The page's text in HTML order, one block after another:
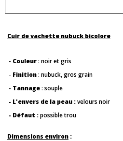
Cuir de vachette nubuck bicolore
- Couleur: noir et gris
- Finition: nubuck, gros grain
- Tannage: souple
- L'envers de la peau :velours noir
- Défaut :possible trou
Dimensions environ :